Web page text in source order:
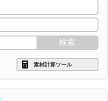
" <wait.3>素材計算ツール